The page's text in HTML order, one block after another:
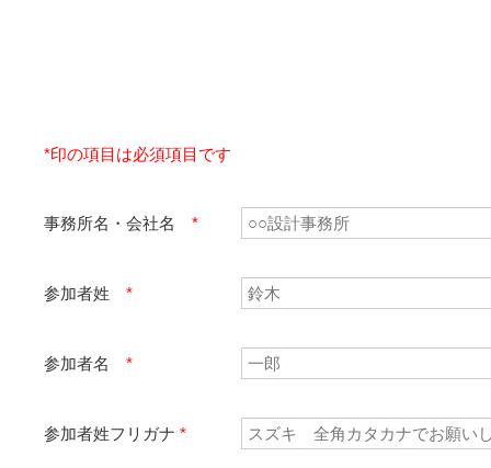
*印の項目は必須項目です
事務所名・会社名 *
参加者姓 *
参加者名 *
参加者姓フリガナ *